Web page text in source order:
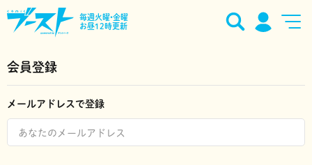
毎週火曜•金曜
お昼12時更新
会員登録
メールアドレスで登録